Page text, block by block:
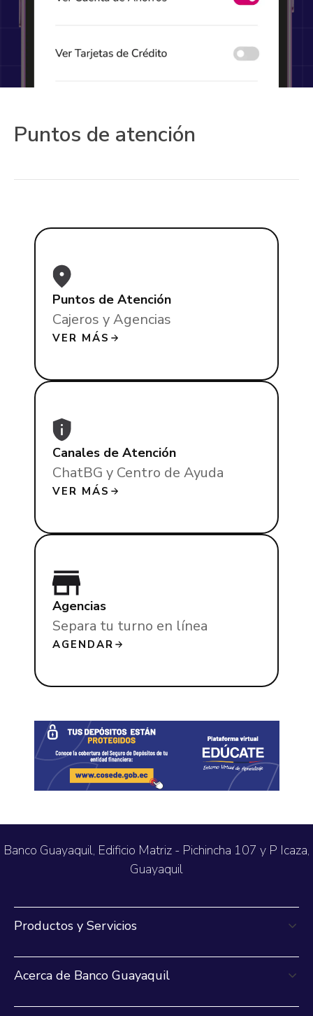
Puntos de atención
Puntos de Atención
Cajeros y Agencias
VER MÁS
Canales de Atención
ChatBG y Centro de Ayuda
VER MÁS
Agencias
Separa tu turno en línea
AGENDAR
Banco Guayaquil, Edificio Matriz - Pichincha 107 y P Icaza,
Guayaquil
Productos y Servicios
Acerca de Banco Guayaquil